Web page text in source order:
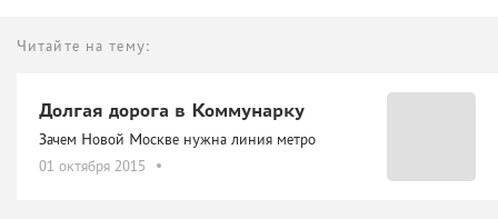
Читайте на тему:
Долгая дорога в Коммунарку
Зачем Новой Москве нужна линия метро
01 октября 2015